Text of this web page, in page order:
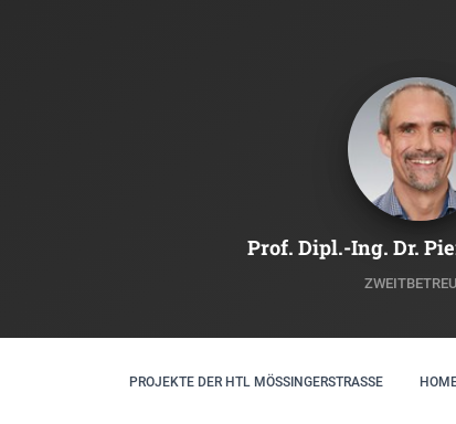
Prof. Dipl.-Ing. Dr.
PROJEKTE DER HTL MÖSSINGERSTRASSE